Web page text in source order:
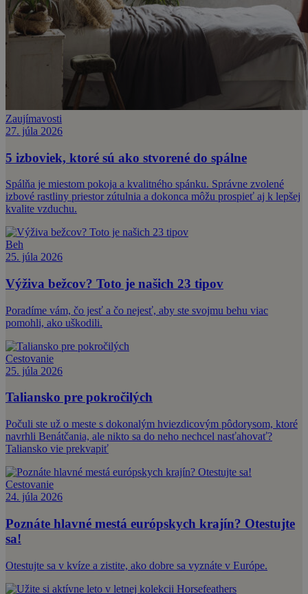
Zaujímavosti
27. júla 2026
5 izboviek, ktoré sú ako stvorené do spálne
Spálňa je miestom pokoja a kvalitného spánku. Správne zvolené
izbové rastliny priestor zútulnia a dokonca môžu prospieť aj k lepšej
kvalite vzduchu.
Beh
25. júla 2026
Výživa bežcov? Toto je našich 23 tipov
Poradíme vám, čo jesť a čo nejesť, aby ste svojmu behu viac
pomohli, ako uškodili.
Cestovanie
25. júla 2026
Taliansko pre pokročilých
Počuli ste už o meste s dokonalým hviezdicovým pôdorysom, ktoré
navrhli Benátčania, ale nikto sa do neho nechcel nasťahovať?
Taliansko vie prekvapiť
Cestovanie
24. júla 2026
Poznáte hlavné mestá európskych krajín? Otestujte
sa!
Otestujte sa v kvíze a zistite, ako dobre sa vyznáte v Európe.